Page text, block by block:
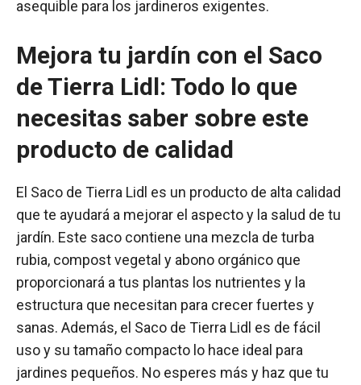
asequible para los jardineros exigentes.
Mejora tu jardín con el Saco
de Tierra Lidl: Todo lo que
necesitas saber sobre este
producto de calidad
El Saco de Tierra Lidl es un producto de alta calidad
que te ayudará a mejorar el aspecto y la salud de tu
jardín. Este saco contiene una mezcla de turba
rubia, compost vegetal y abono orgánico que
proporcionará a tus plantas los nutrientes y la
estructura que necesitan para crecer fuertes y
sanas. Además, el Saco de Tierra Lidl es de fácil
uso y su tamaño compacto lo hace ideal para
jardines pequeños. No esperes más y haz que tu